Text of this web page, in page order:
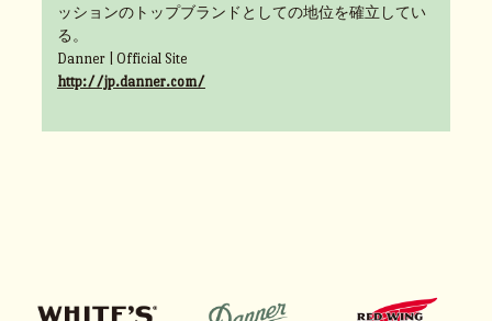
ッションのトップブランドとしての地位を確立してい
る。
Danner | Official Site
http://jp.danner.com/